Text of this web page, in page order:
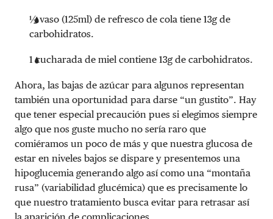
½ vaso (125ml) de refresco de cola tiene 13g de
carbohidratos.
1 cucharada de miel contiene 13g de carbohidratos.
Ahora, las bajas de azúcar para algunos representan
también una oportunidad para darse “un gustito”. Hay
que tener especial precaución pues si elegimos siempre
algo que nos guste mucho no sería raro que
comiéramos un poco de más y que nuestra glucosa de
estar en niveles bajos se dispare y presentemos una
hipoglucemia generando algo así como una “montaña
rusa” (variabilidad glucémica) que es precisamente lo
que nuestro tratamiento busca evitar para retrasar así